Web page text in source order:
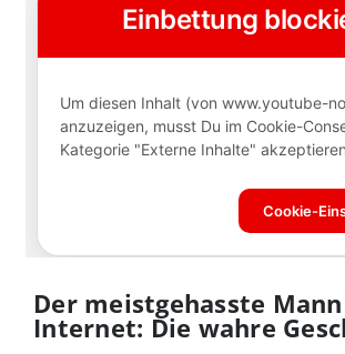
Der meistgehasste
Internet: Die wahre